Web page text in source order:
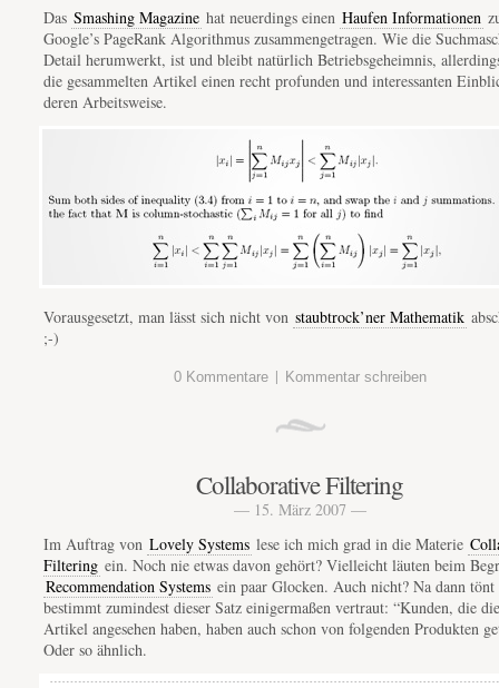
Das Smashing Magazine hat neuerdings einen Haufen Informationen
Google’s PageRank Algorithmus zusammengetragen. Wie die
Detail herumwerkt, ist und bleibt natürlich Betriebsgeheimnis,
die gesammelten Artikel einen recht profunden und interessanten
deren Arbeitsweise.
Vorausgesetzt, man lässt sich nicht von staubtrock’ner Mathematik
;-)
0 Kommentare | Kommentar schreiben
Collaborative Filtering
— 15. März 2007 —
Im Auftrag von Lovely Systems lese ich mich grad in die Materie
Filtering ein. Noch nie etwas davon gehört? Vielleicht läuten beim
Recommendation Systems ein paar Glocken. Auch nicht? Na dann tönt
bestimmt zumindest dieser Satz einigermaßen vertraut: “Kunden, die
Artikel angesehen haben, haben auch schon von folgenden Produkten
Oder so ähnlich.